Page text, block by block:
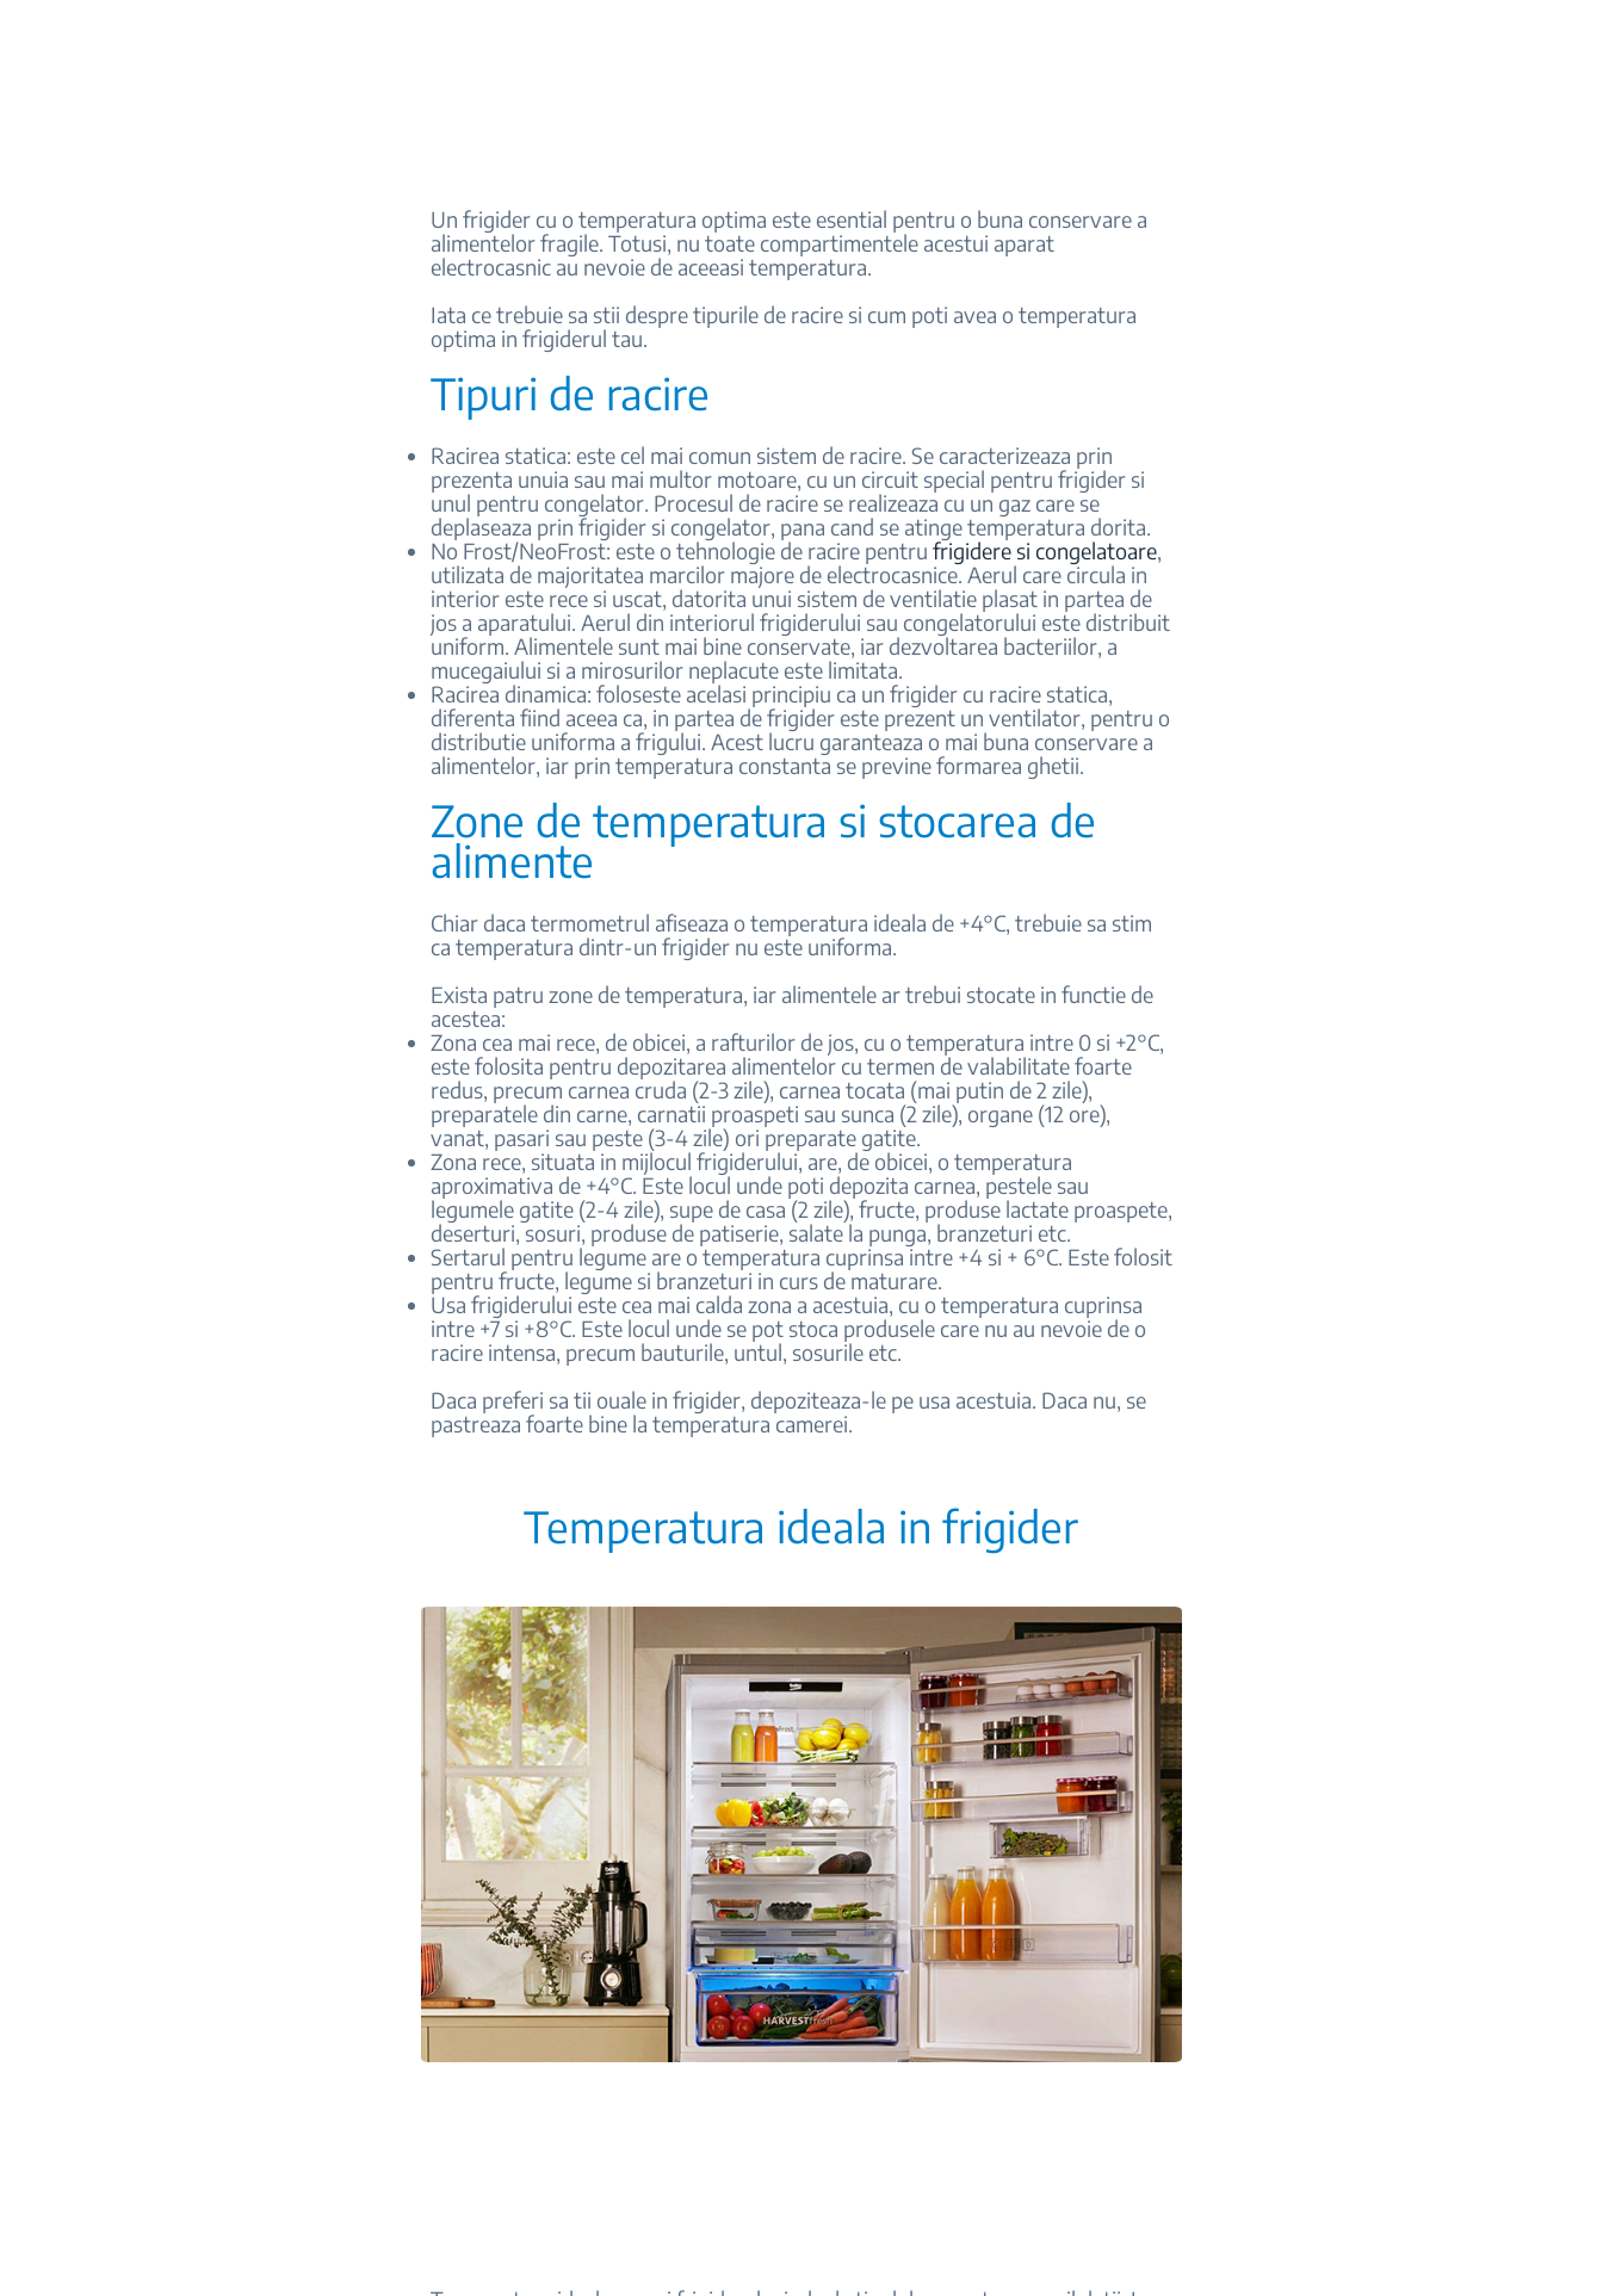
Un frigider cu o temperatura optima este esential pentru o buna conservare a
alimentelor fragile. Totusi, nu toate compartimentele acestui aparat
electrocasnic au nevoie de aceeasi temperatura.
Iata ce trebuie sa stii despre tipurile de racire si cum poti avea o temperatura
optima in frigiderul tau.
Tipuri de racire
Racirea statica: este cel mai comun sistem de racire. Se caracterizeaza prin
prezenta unuia sau mai multor motoare, cu un circuit special pentru frigider si
unul pentru congelator. Procesul de racire se realizeaza cu un gaz care se
deplaseaza prin frigider si congelator, pana cand se atinge temperatura dorita.
No Frost/NeoFrost: este o tehnologie de racire pentru frigidere si congelatoare,
utilizata de majoritatea marcilor majore de electrocasnice. Aerul care circula in
interior este rece si uscat, datorita unui sistem de ventilatie plasat in partea de
jos a aparatului. Aerul din interiorul frigiderului sau congelatorului este distribuit
uniform. Alimentele sunt mai bine conservate, iar dezvoltarea bacteriilor, a
mucegaiului si a mirosurilor neplacute este limitata.
Racirea dinamica: foloseste acelasi principiu ca un frigider cu racire statica,
diferenta fiind aceea ca, in partea de frigider este prezent un ventilator, pentru o
distributie uniforma a frigului. Acest lucru garanteaza o mai buna conservare a
alimentelor, iar prin temperatura constanta se previne formarea ghetii.
Zone de temperatura si stocarea de
alimente
Chiar daca termometrul afiseaza o temperatura ideala de +4°C, trebuie sa stim
ca temperatura dintr-un frigider nu este uniforma.
Exista patru zone de temperatura, iar alimentele ar trebui stocate in functie de
acestea:
Zona cea mai rece, de obicei, a rafturilor de jos, cu o temperatura intre 0 si +2°C,
este folosita pentru depozitarea alimentelor cu termen de valabilitate foarte
redus, precum carnea cruda (2-3 zile), carnea tocata (mai putin de 2 zile),
preparatele din carne, carnatii proaspeti sau sunca (2 zile), organe (12 ore),
vanat, pasari sau peste (3-4 zile) ori preparate gatite.
Zona rece, situata in mijlocul frigiderului, are, de obicei, o temperatura
aproximativa de +4°C. Este locul unde poti depozita carnea, pestele sau
legumele gatite (2-4 zile), supe de casa (2 zile), fructe, produse lactate proaspete,
deserturi, sosuri, produse de patiserie, salate la punga, branzeturi etc.
Sertarul pentru legume are o temperatura cuprinsa intre +4 si + 6°C. Este folosit
pentru fructe, legume si branzeturi in curs de maturare.
Usa frigiderului este cea mai calda zona a acestuia, cu o temperatura cuprinsa
intre +7 si +8°C. Este locul unde se pot stoca produsele care nu au nevoie de o
racire intensa, precum bauturile, untul, sosurile etc.
Daca preferi sa tii ouale in frigider, depoziteaza-le pe usa acestuia. Daca nu, se
pastreaza foarte bine la temperatura camerei.
Temperatura ideala in frigider